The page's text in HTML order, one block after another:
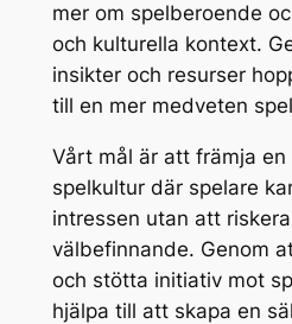
mer om spelberoende
och kulturella kontext.
insikter och resurser
till en mer medveten
Vårt mål är att främja en
spelkultur där spelare
intressen utan att
välbefinnande. Genom
och stötta initiativ mot
hjälpa till att skapa en